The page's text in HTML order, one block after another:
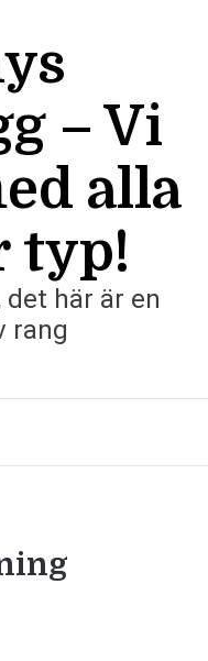
– Vi
alla
typ!
det här är en
rang